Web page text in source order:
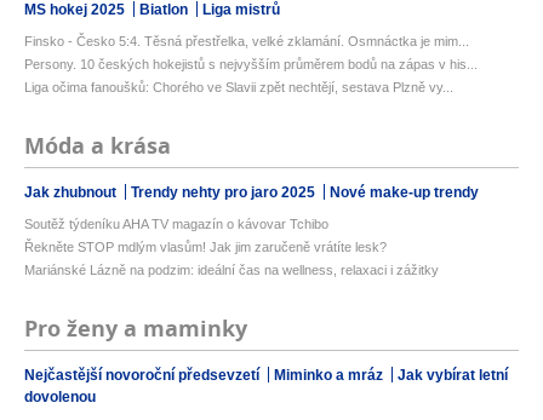
MS hokej 2025 Biatlon Liga mistrů
Finsko - Česko 5:4. Těsná přestřelka, velké zklamání. Osmnáctka je mim...
Persony. 10 českých hokejistů s nejvyšším průměrem bodů na zápas v his...
Liga očima fanoušků: Chorého ve Slavii zpět nechtějí, sestava Plzně vy...
Móda a krása
Jak zhubnout Trendy nehty pro jaro 2025 Nové make-up trendy
Soutěž týdeníku AHA TV magazín o kávovar Tchibo
Řekněte STOP mdlým vlasům! Jak jim zaručeně vrátíte lesk?
Mariánské Lázně na podzim: ideální čas na wellness, relaxaci i zážitky
Pro ženy a maminky
Nejčastější novoroční předsevzetí Miminko a mráz
Jak vybírat letní
dovolenou